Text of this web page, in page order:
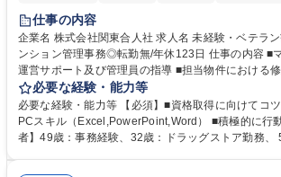
仕事の内容
企業名 株式会社関東合人社 求人名 未経験・ベテラン歓迎【お茶の水】マ
ンション管理事務◎転勤無/年休123日 仕事の内容 ■マンション管理組合の
運営サポート及び管理員の指導 ■担当物件における
事務所内での事務業務等 ★異業界からの転職者が多
【年収補足】532万円 ＋別途インセンティヴで平均
実績） ＋管理業務主任者資格手当50,000円/月 ★親会
人社計画研究所社のグループ会社として、質の高い
必要な経験・能力等
必要な経験・能力等 【必須】■資格取得に向けてコツ
PCスキル（Excel,PowerPoint,Word） ■積極的に行動できる方 【入社
者】49歳：事務経験、32歳：ドラッグストア勤務、 58歳：飲食店勤務